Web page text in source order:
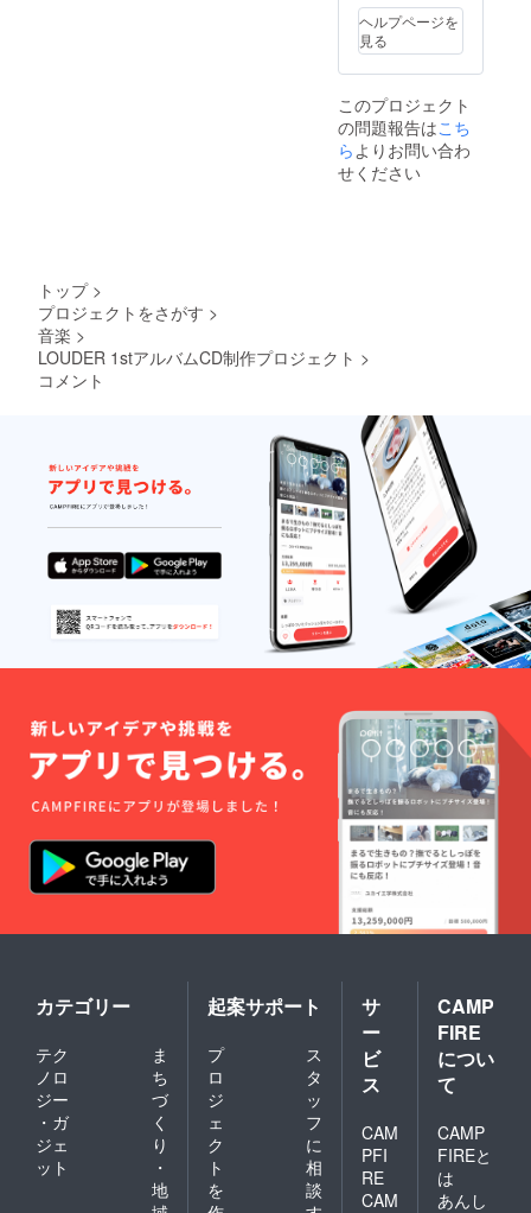
ズは
S,M,L,X
Lより選
択でき
・PV撮
影見学&
エキス
トラと
して出
ヘルプページを
見る
このプロジェクト
の問題報告はこち
ら よりお問い合わ
せください
トップ >
プロジェクトをさがす >
音楽 >
LOUDER 1stアルバムCD制作プロジェクト >
コメント
カテゴリー
テク
ノロ
ジー
・ガ
ジェ
ット
ま
ち
づ
く
り
・
地
起案サポート
プ
ロ
ジ
ェ
ク
ト
を
ス
タ
ッ
フ
に
相
談
サ
ー
ビ
ス
CAM
PFI
RE
CAM
CAMP
FIRE
につい
て
CAMP
FIREと
は
あんし